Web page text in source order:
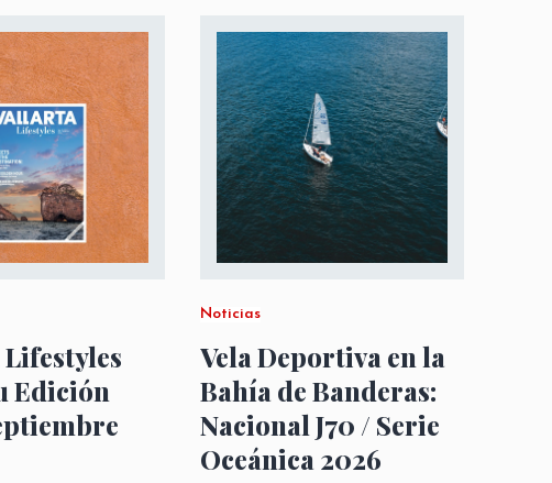
Edición
Noticias
Vela Deportiva en la
Bahía de Banderas:
Nacional J70 / Serie
Oceánica 2026